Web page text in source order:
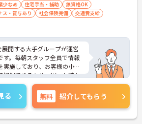
安心の体制のもと、専門的な
です】
緊急時にも落ち着いて対応で
ビス提供を学べます。
修や講習は勤務時間内で受講
ライベートの負担を抑えなが
られます。
日や自由な身だしなみ規定
く続けられます】
えて年間17日のリフレッシ
め、しっかりと休息を取りな
少なめ 住宅手当・補助
無資格OK
ス・賞与あり 社会保険完備
交通費支給
開する大手グループが運営
す。毎朝スタッフ全員で情報
実施しており、お客様の小さ
把握できるため、困った時も
の体制が整っています。待遇
え、日々の努力や売上への
酬が支給されるため、高いモ
がら勤務できる環境です。さ
髪色やネイルなどの規定がな
る 無料 紹介してもらう